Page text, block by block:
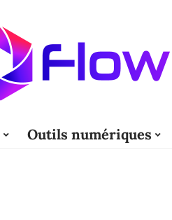
Outils numériques